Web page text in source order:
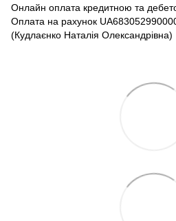
Онлайн оплата кредитною та
Оплата на рахунок
(Кудлаєнко Наталія Олександрівна)